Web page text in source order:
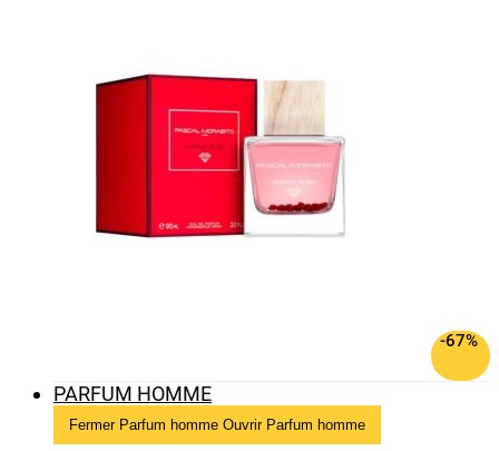
-67%
PARFUM HOMME
Fermer Parfum homme Ouvrir Parfum homme